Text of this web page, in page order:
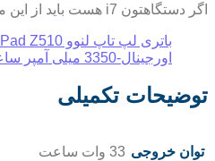
اگر دستگاهتون i7 هست باید از این محصول
اورجینال-3350 میلی آمپر ساعت
توضیحات تکمیلی
توان خروجی 33 وات ساعت